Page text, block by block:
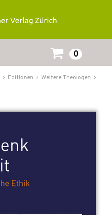
0
Editionen
Weitere Theologen